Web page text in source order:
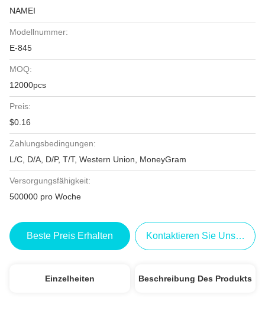
NAMEI
Modellnummer:
E-845
MOQ:
12000pcs
Preis:
$0.16
Zahlungsbedingungen:
L/C, D/A, D/P, T/T, Western Union, MoneyGram
Versorgungsfähigkeit:
500000 pro Woche
Beste Preis Erhalten Kontaktieren Sie Uns Jetzt
Einzelheiten Beschreibung Des Produkts